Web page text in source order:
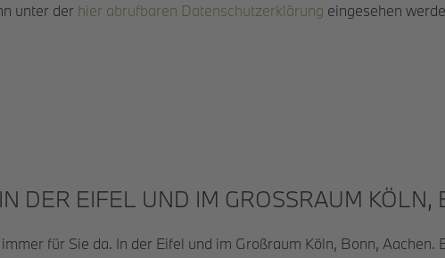
unter der hier abrufbaren Datenschutzerklärung eingesehen
DER EIFEL UND IM GROSSRAUM KÖLN,
für Sie da. In der Eifel und im Großraum Köln, Bonn,